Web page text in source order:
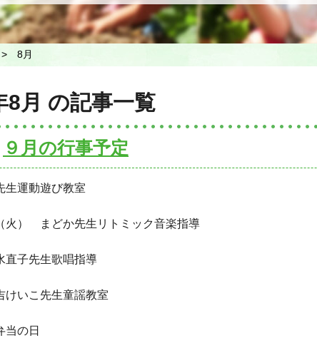
> 8月
8月 の記事一覧
９月の行事予定
運動遊び教室
火） まどか先生リトミック音楽指導
子先生歌唱指導
いこ先生童謡教室
の日